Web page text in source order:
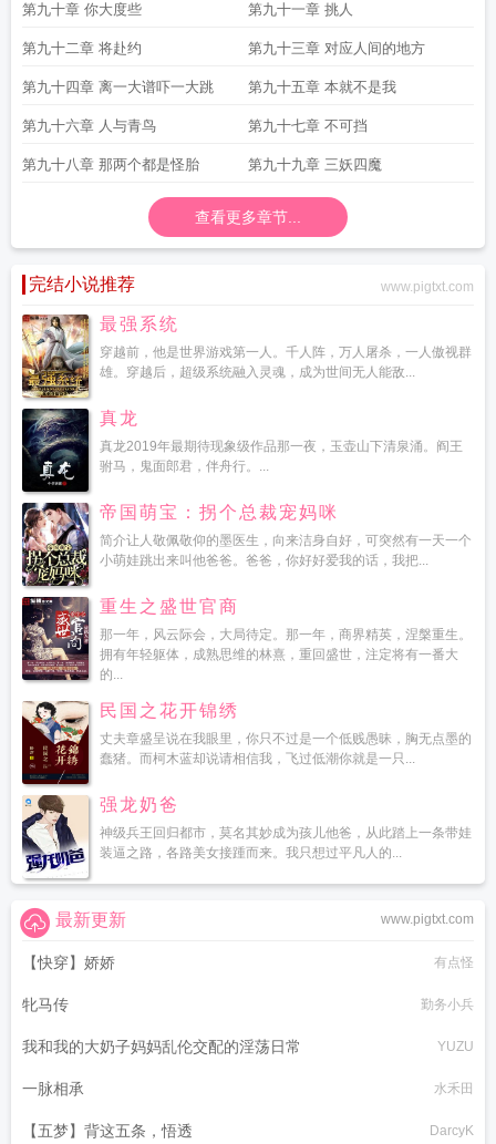
第九十章 你大度些 第九十一章 挑人
第九十二章 将赴约 第九十三章 对应人间的地方
第九十四章 离一大谱吓一大跳 第九十五章 本就不是我
第九十六章 人与青鸟 第九十七章 不可挡
第九十八章 那两个都是怪胎 第九十九章 三妖四魔
查看更多章节...
完结小说推荐 www.pigtxt.com
最强系统
穿越前，他是世界游戏第一人。千人阵，万人屠杀，一人傲视群
雄。穿越后，超级系统融入灵魂，成为世间无人能敌...
真龙
真龙2019年最期待现象级作品那一夜，玉壶山下清泉涌。阎王
驸马，鬼面郎君，伴舟行。...
帝国萌宝：拐个总裁宠妈咪
简介让人敬佩敬仰的墨医生，向来洁身自好，可突然有一天一个
小萌娃跳出来叫他爸爸。爸爸，你好好爱我的话，我把...
重生之盛世官商
那一年，风云际会，大局待定。那一年，商界精英，涅槃重生。
拥有年轻躯体，成熟思维的林熹，重回盛世，注定将有一番大
的...
民国之花开锦绣
丈夫章盛呈说在我眼里，你只不过是一个低贱愚昧，胸无点墨的
蠢猪。而柯木蓝却说请相信我，飞过低潮你就是一只...
强龙奶爸
神级兵王回归都市，莫名其妙成为孩儿他爸，从此踏上一条带娃
装逼之路，各路美女接踵而来。我只想过平凡人的...
www.pigtxt.com
最新更新
【快穿】娇娇 有点怪
牝马传 勤务小兵
我和我的大奶子妈妈乱伦交配的淫荡日常 YUZU
一脉相承 水禾田
【五梦】背这五条，悟透 DarcyK